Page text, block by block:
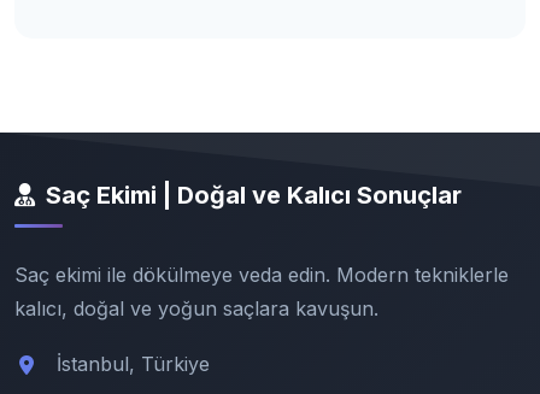
Saç Ekimi | Doğal ve Kalıcı Sonuçlar
Saç ekimi ile dökülmeye veda edin. Modern tekniklerle
kalıcı, doğal ve yoğun saçlara kavuşun.
İstanbul, Türkiye